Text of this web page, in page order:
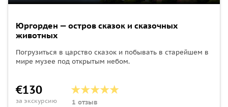
Юргорден — остров сказок и сказочных
животных
Погрузиться в царство сказок и побывать в старейшем в
мире музее под открытым небом.
€130
за экскурсию 1 отзыв